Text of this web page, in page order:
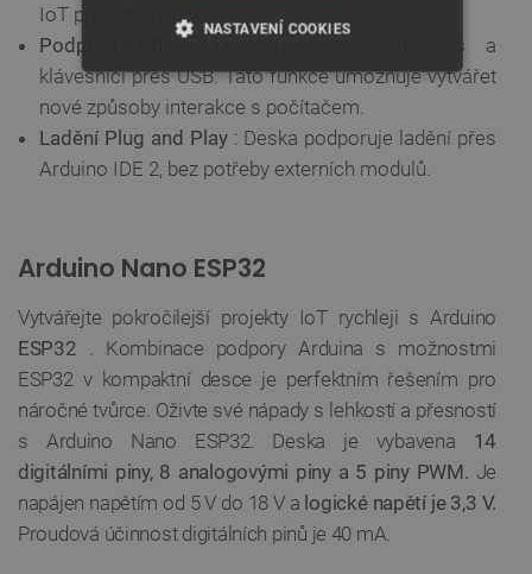
IoT projekt odkudkoli.
Podpora HID
: umožňuje simulovat myš a
klávesnici přes USB. Tato funkce umožňuje vytvářet
nové způsoby interakce s počítačem.
Ladění Plug and Play: Deska podporuje ladění přes
Arduino IDE 2, bez potřeby externích modulů.
Arduino Nano ESP32
Vytvářejte pokročilejší projekty IoT rychleji s Arduino
ESP32 . Kombinace podpory Arduina s možnostmi
ESP32 v kompaktní desce je perfektním řešením pro
náročné tvůrce. Oživte své nápady s lehkostí a přesností
s Arduino Nano ESP32. Deska je vybavena 14
digitálními piny, 8 analogovými piny a 5 piny PWM. Je
napájen napětím od 5 V do 18 V a logické napětí je 3,3 V.
Proudová účinnost digitálních pinů je 40 mA.
NASTAVENÍ COOKIES
NEZBYTNĚ NUTNÉ SOUBORY
VÝKONOVÉ SOUBORY
Nezbytně nutné soubory Výkonové soubory
Funkční soubory
Nezbytně nutné soubory cookie umožňují základní
funkce webových stránek, jako je přihlášení
uživatele a správa účtu. Webové stránky nelze bez
nezbytně nutných souborů cookie správně používat.
Název
Poskytovatel